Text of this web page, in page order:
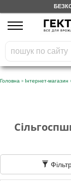
На вашому
бонусному
Категорії
Щоденник
Головна » Інтернет-магазин